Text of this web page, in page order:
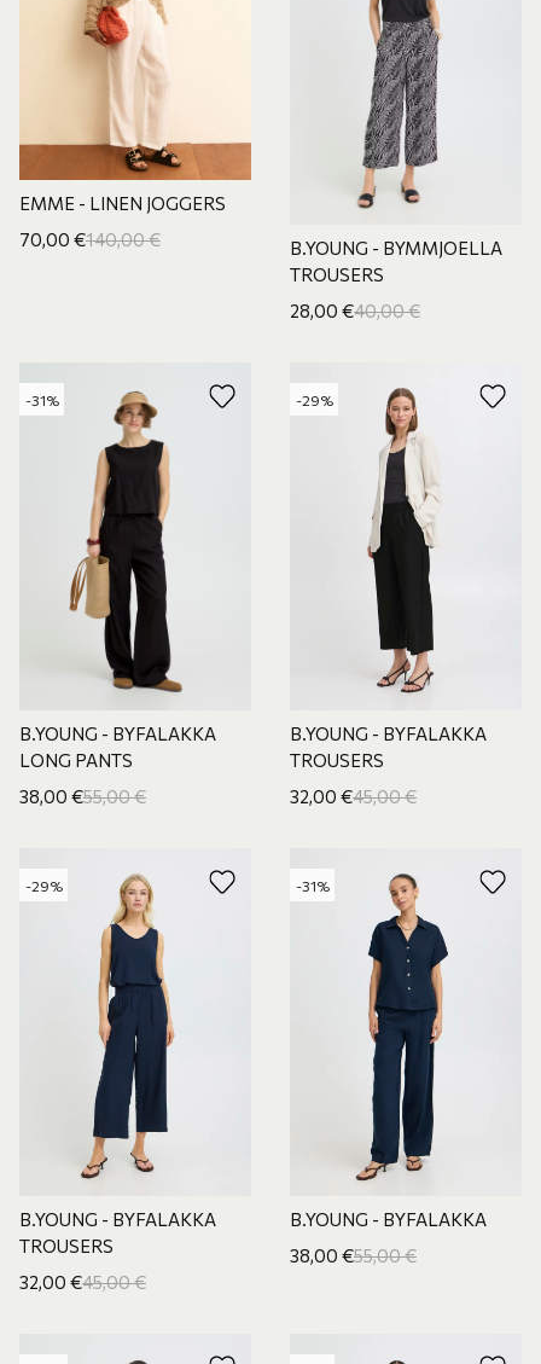
EMME - LINEN JOGGERS
70,00 €140,00€
B.YOUNG - BYMMJOELLA
TROUSERS
28,00 €40,00€
-31%
B.YOUNG - BYFALAKKA
LONG PANTS
38,00 €55,00€
-29%
B.YOUNG - BYFALAKKA
TROUSERS
32,00 €45,00€
-29%
B.YOUNG - BYFALAKKA
TROUSERS
32,00 €45,00€
-31%
B.YOUNG - BYFALAKKA
38,00 €55,00€